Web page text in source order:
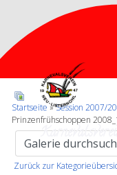
Startseite»Session 2007/
Prinzenfrühschoppen
Zurück zur